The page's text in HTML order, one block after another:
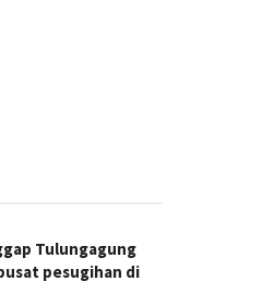
Tulungagung
pesugihan di